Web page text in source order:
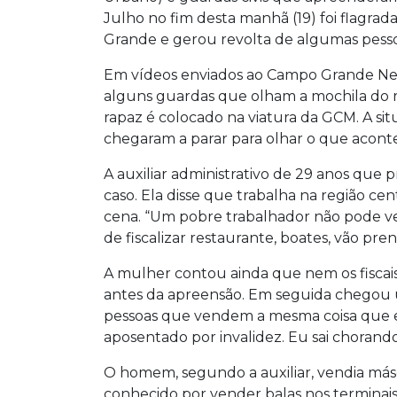
Julho no fim desta manhã (19) foi
Grande e gerou revolta de algumas
Em vídeos enviados ao Campo Grande
alguns guardas que olham a mochila do
rapaz é colocado na viatura da GCM. A
chegaram a parar para olhar o que
A auxiliar administrativo de 29 anos que
caso. Ela disse que trabalha na região
cena. “Um pobre trabalhador não pode
de fiscalizar restaurante, boates, vão
A mulher contou ainda que nem os
antes da apreensão. Em seguida
pessoas que vendem a mesma coisa
aposentado por invalidez. Eu sai
O homem, segundo a auxiliar, vendia